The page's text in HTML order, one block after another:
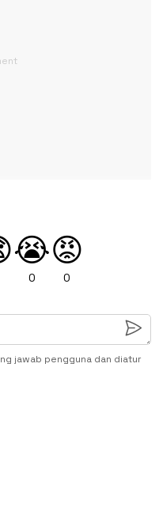
😭
0
😡
0
jawab pengguna dan diatur